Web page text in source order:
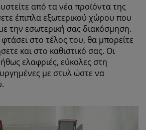
από τα νέα προϊόντα της
έπιπλα εξωτερικού χώρου που
την εσωτερική σας διακόσμηση.
στο τέλος του, θα μπορείτε
και στο καθιστικό σας. Οι
ελαφριές, εύκολες στη
με στυλ ώστε να